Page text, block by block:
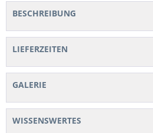
BESCHREIBUNG
LIEFERZEITEN
GALERIE
WISSENSWERTES